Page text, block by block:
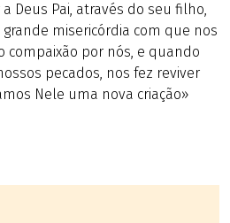
Deus Pai, através do seu filho,
misericórdia com que nos
por nós, e quando
pecados, nos fez reviver
Nele uma nova criação»